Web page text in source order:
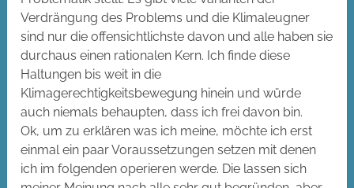
Verdrängung des Problems und die Klimaleugner
sind nur die offensichtlichste davon und alle haben sie
durchaus einen rationalen Kern. Ich finde diese
Haltungen bis weit in die
Klimagerechtigkeitsbewegung hinein und würde
auch niemals behaupten, dass ich frei davon bin.
Ok, um zu erklären was ich meine, möchte ich erst
einmal ein paar Voraussetzungen setzen mit denen
ich im folgenden operieren werde. Die lassen sich